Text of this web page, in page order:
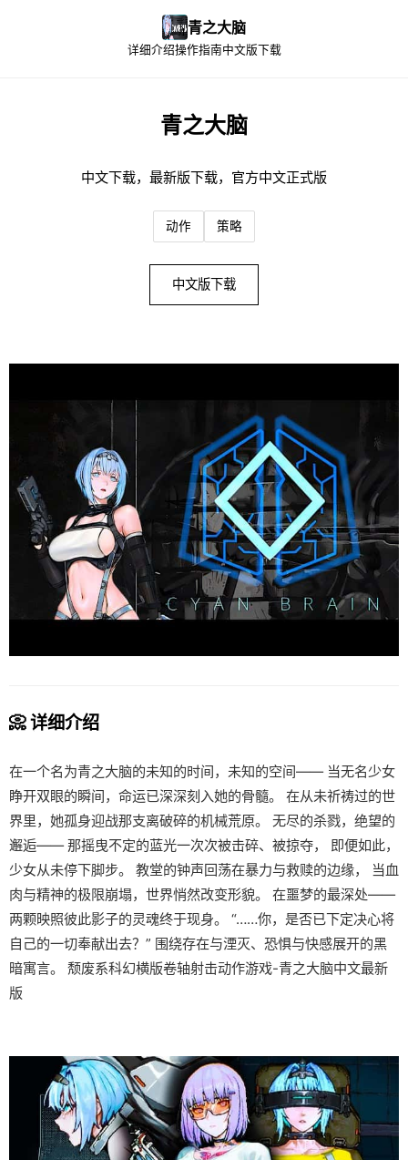
青之大脑
详细介绍操作指南中文版下载
青之大脑
中文下载，最新版下载，官方中文正式版
动作 策略
中文版下载
📀 详细介绍
在一个名为青之大脑的未知的时间，未知的空间—— 当无名少女
睁开双眼的瞬间，命运已深深刻入她的骨髓。 在从未祈祷过的世
界里，她孤身迎战那支离破碎的机械荒原。 无尽的杀戮，绝望的
邂逅—— 那摇曳不定的蓝光一次次被击碎、被掠夺， 即便如此，
少女从未停下脚步。 教堂的钟声回荡在暴力与救赎的边缘， 当血
肉与精神的极限崩塌，世界悄然改变形貌。 在噩梦的最深处——
两颗映照彼此影子的灵魂终于现身。 “……你，是否已下定决心将
自己的一切奉献出去？” 围绕存在与湮灭、恐惧与快感展开的黑
暗寓言。 颓废系科幻横版卷轴射击动作游戏-青之大脑中文最新
版